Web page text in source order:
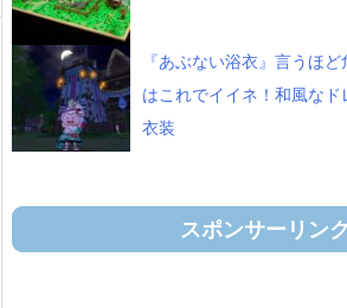
『あぶない浴衣』言うほ
はこれでイイネ！和風な
衣装
スポンサーリンク